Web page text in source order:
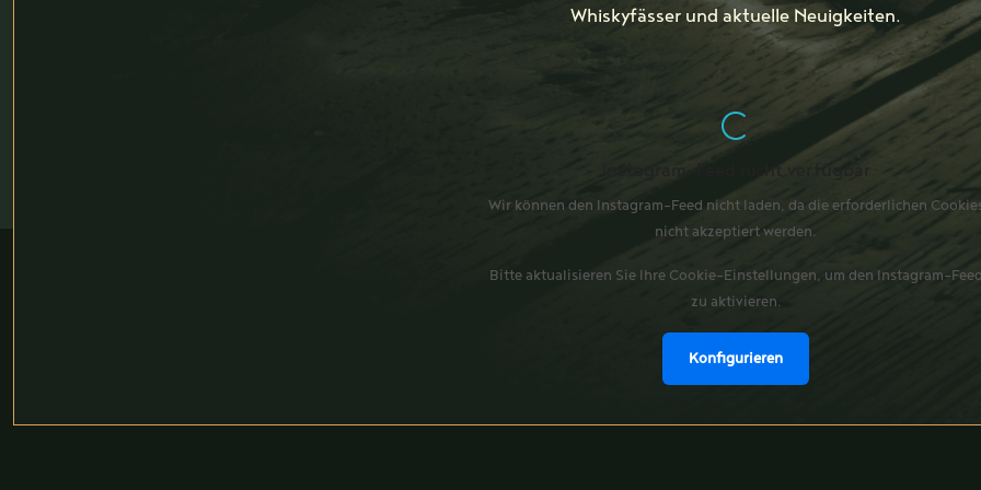
Whiskyfässer und aktuelle Neuigkeiten.
Instagram-Feed nicht verfügbar
Wir können den Instagram-Feed nicht laden, da die erforderlichen
nicht akzeptiert werden.
Bitte aktualisieren Sie Ihre Cookie-Einstellungen, um den Instagram-
zu aktivieren.
Konfigurieren